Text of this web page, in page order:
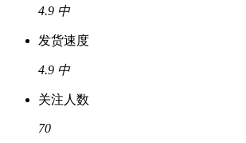
4.9 中
发货速度
4.9 中
关注人数
70